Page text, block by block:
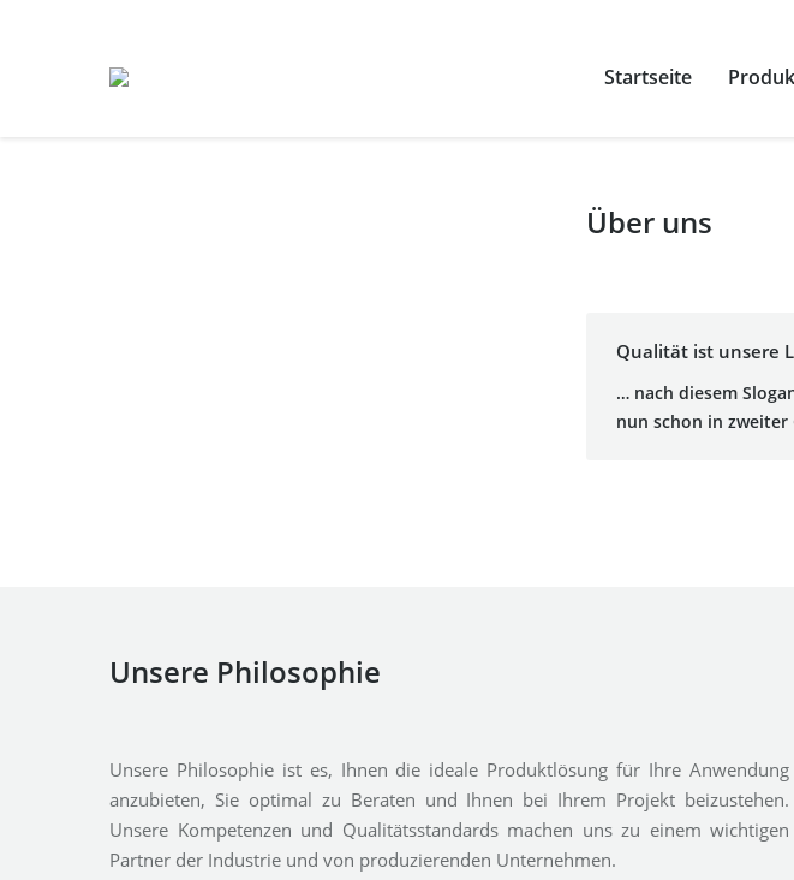
Startseite
Über uns
Qualität ist unsere
… nach diesem
nun schon in zweiter
Unsere Philosophie
Unsere Philosophie ist es, Ihnen die ideale Produktlösung für Ihre Anwendung
anzubieten, Sie optimal zu Beraten und Ihnen bei Ihrem Projekt beizustehen.
Unsere Kompetenzen und Qualitätsstandards machen uns zu einem wichtigen
Partner der Industrie und von produzierenden Unternehmen.